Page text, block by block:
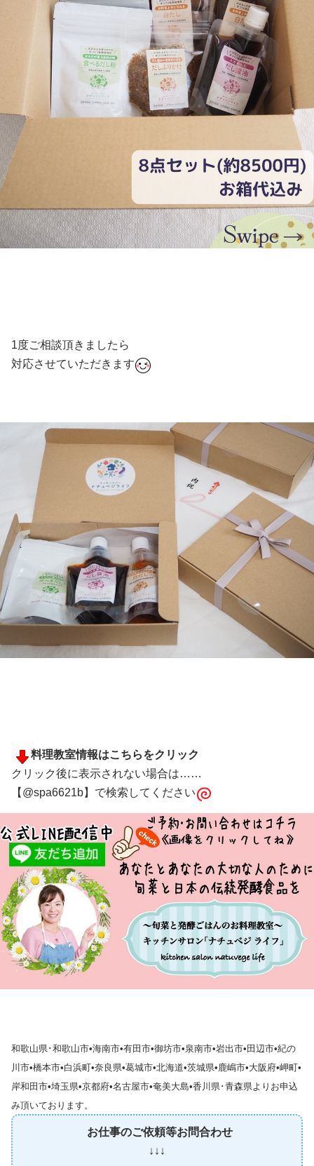
1度ご相談頂きましたら
対応させていただきます
料理教室情報はこちらをクリック
クリック後に表示されない場合は……
【@spa6621b】で検索してください
和歌山県･和歌山市•海南市•有田市•御坊市•泉南市•岩出市•田辺市•紀の
川市•橋本市•白浜町•奈良県•葛城市•北海道•茨城県•鹿嶋市•大阪府•岬町•
岸和田市•埼玉県•京都府•名古屋市•奄美大島•香川県･青森県よりお申込
み頂いております。
お仕事のご依頼等お問合わせ
↓↓↓